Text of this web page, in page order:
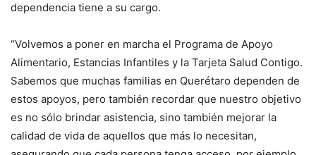
dependencia tiene a su cargo.
“Volvemos a poner en marcha el Programa de Apoyo
Alimentario, Estancias Infantiles y la Tarjeta Salud Contigo.
Sabemos que muchas familias en Querétaro dependen de
estos apoyos, pero también recordar que nuestro objetivo
es no sólo brindar asistencia, sino también mejorar la
calidad de vida de aquellos que más lo necesitan,